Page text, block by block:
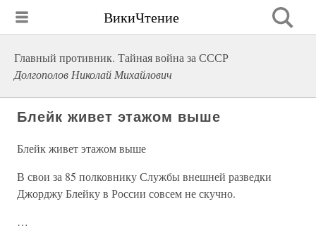
ВикиЧтение
Главный противник. Тайная война за СССР
Долгополов Николай Михайлович
Блейк живет этажом выше
Блейк живет этажом выше
В свои за 85 полковнику Службы внешней разведки
Джорджу Блейку в России совсем не скучно.
…